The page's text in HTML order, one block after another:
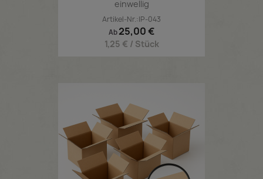
einwellig
Artikel-Nr.:IP-043
Ab Preis
25,00 €
1,25 € / Stück